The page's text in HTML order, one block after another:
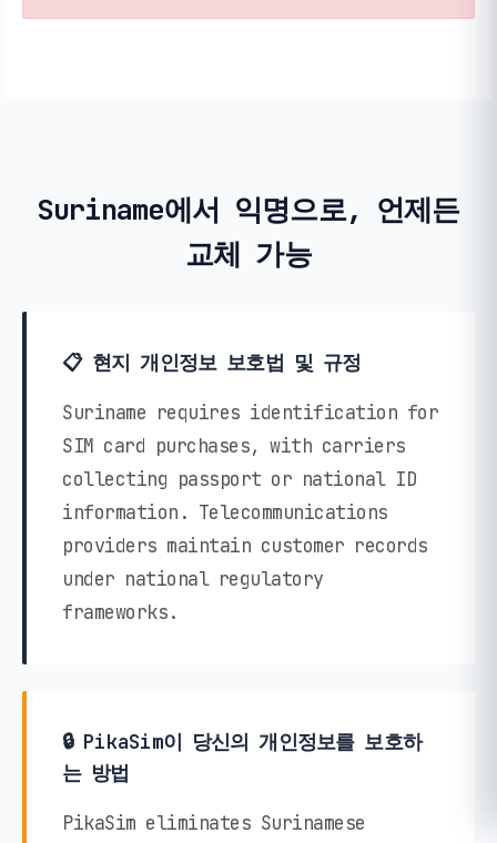
Suriname에서 익명으로, 언제든
교체 가능
📋 현지 개인정보 보호법 및 규정
Suriname requires identification for
SIM card purchases, with carriers
collecting passport or national ID
information. Telecommunications
providers maintain customer records
under national regulatory
frameworks.
🔒 PikaSim이 당신의 개인정보를 보호하
는 방법
PikaSim eliminates Surinamese